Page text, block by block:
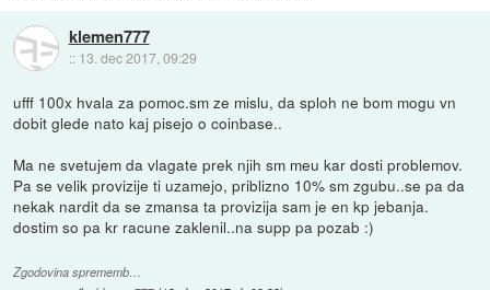
klemen777
:: 13. dec 2017, 09:29
ufff 100x hvala za pomoc.sm ze mislu, da sploh ne bom mogu vn
dobit glede nato kaj pisejo o coinbase..
Ma ne svetujem da vlagate prek njih sm meu kar dosti problemov.
Pa se velik provizije ti uzamejo, priblizno 10% sm zgubu..se pa da
nekak nardit da se zmansa ta provizija sam je en kp jebanja.
dostim so pa kr racune zaklenil..na supp pa pozab :)
Zgodovina sprememb…